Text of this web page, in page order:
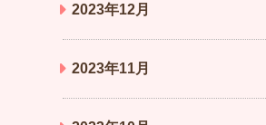
2023年12月
2023年11月